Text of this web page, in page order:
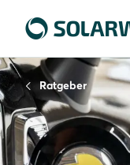
Ratgeber